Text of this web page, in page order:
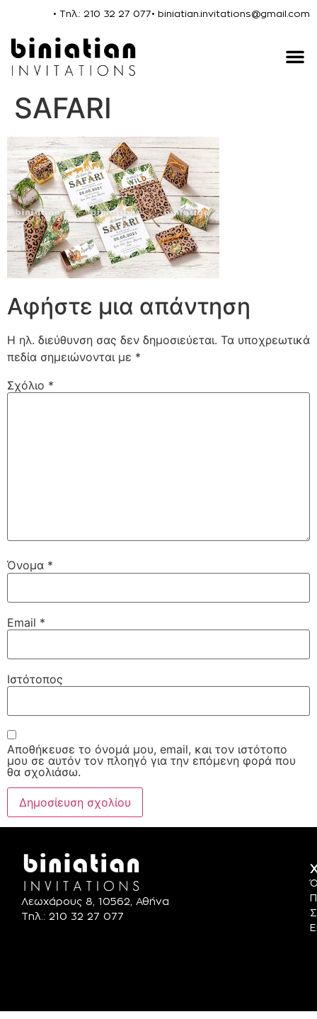
• Τηλ.: 210 32 27 077• biniatian.invitations@gmail.com
SAFARI
Αφήστε μια απάντηση
Η ηλ. διεύθυνση σας δεν δημοσιεύεται. Τα υποχρεωτικά
πεδία σημειώνονται με *
Σχόλιο *
Όνομα *
Email *
Ιστότοπος
Αποθήκευσε το όνομά μου, email, και τον ιστότοπο
μου σε αυτόν τον πλοηγό για την επόμενη φορά που
θα σχολιάσω.
Λεωχάρους 8, 10562, Αθήνα
Τηλ.: 210 32 27 077